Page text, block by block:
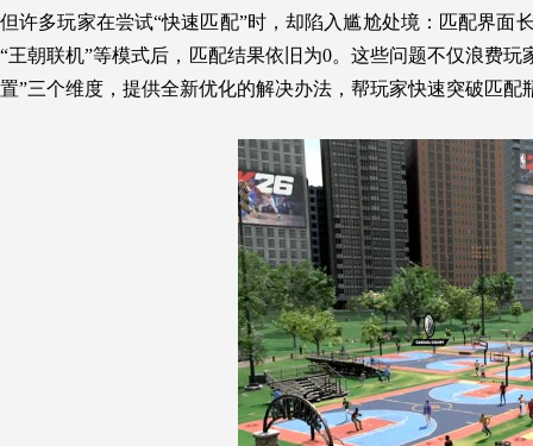
但许多玩家在尝试“快速匹配”时，却陷入尴尬处境： 匹配界面
“王朝联机”等模式后，匹配结果依旧为0。这些问题不仅浪费
置”三个维度，提供全新优化的解决办法，帮玩家快速突破匹配